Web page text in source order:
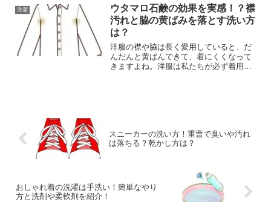
垢以外にも食べこぼしや土汚れなど、不
衛生な汚れが付着しがちです...
洗濯
ウタマロ石鹸の効果を実感！？襟
汚れと脇の黄ばみを落とす洗い方
は？
洋服の襟や脇は長く愛用していると、だ
んだんと黄ばんできて、着にくくなって
きますよね。洋服は私たちが必ず着用す
スニーカーの洗い方！重曹で臭いや汚れ
は落ちる？乾かし方は？
おしゃれ着の洗濯は手洗い！簡単なやり
方と洗剤や柔軟剤を紹介！